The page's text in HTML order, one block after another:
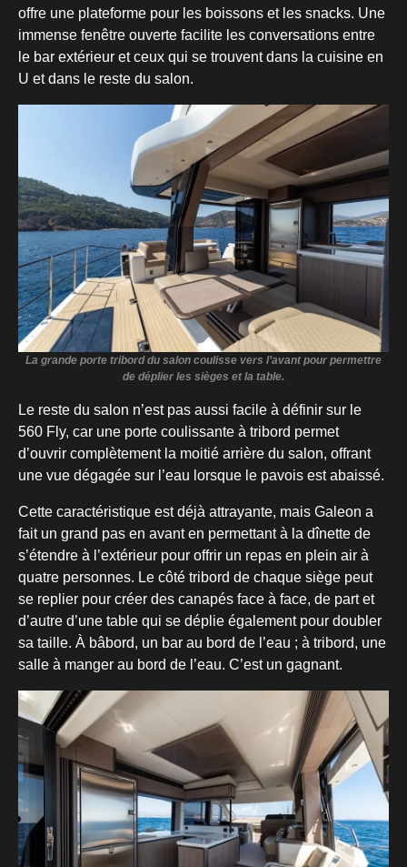
offre une plateforme pour les boissons et les snacks. Une
immense fenêtre ouverte facilite les conversations entre
le bar extérieur et ceux qui se trouvent dans la cuisine en
U et dans le reste du salon.
La grande porte tribord du salon coulisse vers l’avant pour permettre
de déplier les sièges et la table.
Le reste du salon n’est pas aussi facile à définir sur le
560 Fly, car une porte coulissante à tribord permet
d’ouvrir complètement la moitié arrière du salon, offrant
une vue dégagée sur l’eau lorsque le pavois est abaissé.
Cette caractéristique est déjà attrayante, mais Galeon a
fait un grand pas en avant en permettant à la dînette de
s’étendre à l’extérieur pour offrir un repas en plein air à
quatre personnes. Le côté tribord de chaque siège peut
se replier pour créer des canapés face à face, de part et
d’autre d’une table qui se déplie également pour doubler
sa taille. À bâbord, un bar au bord de l’eau ; à tribord, une
salle à manger au bord de l’eau. C’est un gagnant.